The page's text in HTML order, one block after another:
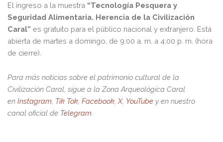
El ingreso a la muestra “Tecnología Pesquera y
Seguridad Alimentaria. Herencia de la Civilización
Caral” es gratuito para el público nacional y extranjero. Está
abierta de martes a domingo, de 9:00 a. m. a 4:00 p. m. (hora
de cierre).
Para más noticias sobre el patrimonio cultural de la
Civilización Caral, sigue a la Zona Arqueológica Caral
en Instagram, Tik Tok, Facebook, X, YouTube y en nuestro
canal oficial de Telegram.